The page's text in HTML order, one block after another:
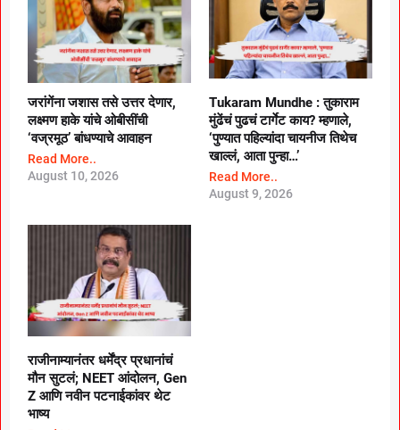
जरांगेंना जशास तसे उत्तर देणार,
लक्ष्मण हाके यांचे ओबीसींची
‘वज्रमूठ’ बांधण्याचे आवाहन
Read More..
August 10, 2026
Tukaram Mundhe : तुकाराम
मुंढेंचं पुढचं टार्गेट काय? म्हणाले,
‘पुण्यात पहिल्यांदा चायनीज तिथेच
खाल्लं, आता पुन्हा…’
Read More..
August 9, 2026
राजीनाम्यानंतर धर्मेंद्र प्रधानांचं
मौन सुटलं; NEET आंदोलन, Gen
Z आणि नवीन पटनाईकांवर थेट
भाष्य